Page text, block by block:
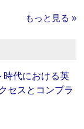
もっと見る »
時代における英
セスとコンプラ